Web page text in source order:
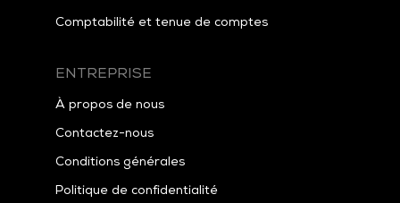
Comptabilité et tenue de comptes
ENTREPRISE
À propos de nous
Contactez-nous
Conditions générales
Politique de confidentialité